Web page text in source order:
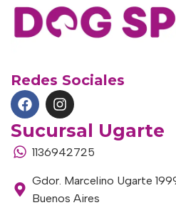
Redes Sociales
Sucursal Ugarte
1136942725
Gdor. Marcelino Ugarte
Buenos Aires